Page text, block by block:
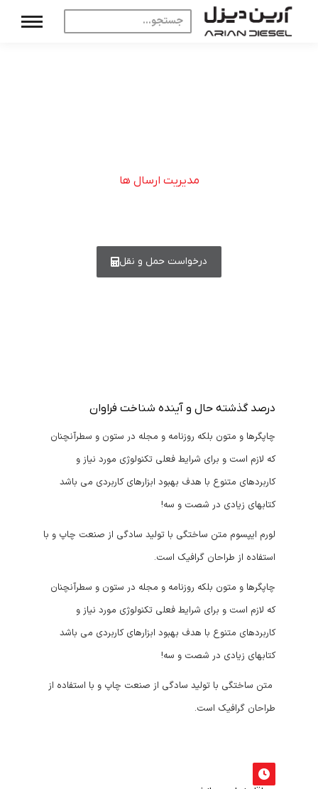
مدیریت ارسال ها
درخواست حمل و نقل
درصد گذشته حال و آینده شناخت فراوان
چاپگرها و متون بلکه روزنامه و مجله در ستون و سطرآنچنان
که لازم است و برای شرایط فعلی تکنولوژی مورد نیاز و
کاربردهای متنوع با هدف بهبود ابزارهای کاربردی می باشد
کتابهای زیادی در شصت و سه!
لورم ایپسوم متن ساختگی با تولید سادگی از صنعت چاپ و با
استفاده از طراحان گرافیک است.
چاپگرها و متون بلکه روزنامه و مجله در ستون و سطرآنچنان
که لازم است و برای شرایط فعلی تکنولوژی مورد نیاز و
کاربردهای متنوع با هدف بهبود ابزارهای کاربردی می باشد
کتابهای زیادی در شصت و سه!
متن ساختگی با تولید سادگی از صنعت چاپ و با استفاده از
طراحان گرافیک است.